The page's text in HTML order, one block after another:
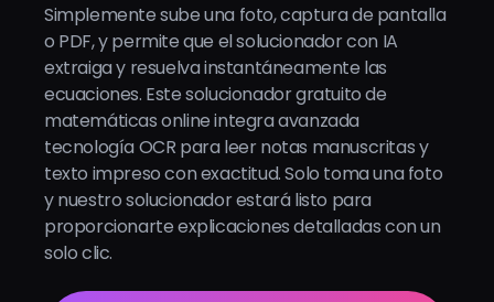
Simplemente sube una foto, captura de pantalla
o PDF, y permite que el solucionador con IA
extraiga y resuelva instantáneamente las
ecuaciones. Este solucionador gratuito de
matemáticas online integra avanzada
tecnología OCR para leer notas manuscritas y
texto impreso con exactitud. Solo toma una foto
y nuestro solucionador estará listo para
proporcionarte explicaciones detalladas con un
solo clic.